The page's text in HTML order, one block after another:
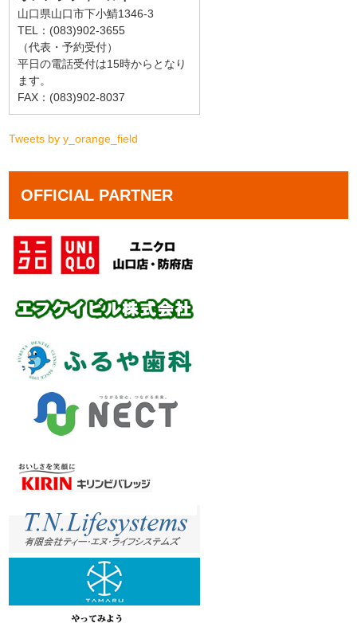
山口県山口市下小鯖1346-3
TEL：(083)902-3655
（代表・予約受付）
平日の電話受付は15時からとなり
ます。
FAX：(083)902-8037
Tweets by y_orange_field
OFFICIAL PARTNER